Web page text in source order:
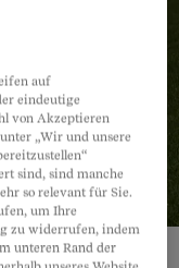
sorgt Philippe
auf
eindeutige
von Akzeptieren
„Wir und unsere
sind, sind manche
so relevant für Sie.
um Ihre
zu widerrufen, indem
unteren Rand der